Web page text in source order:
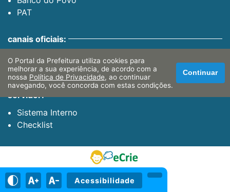
Acessibilidade
PAT
canais oficiais:
Facebook
Instagram
Youtube
servidor:
Sistema Interno
Checklist
O Portal da Prefeitura utiliza cookies para
melhorar a sua experiência, de acordo com a
nossa Política de Privacidade, ao continuar
navegando, você concorda com estas condições.
Continuar